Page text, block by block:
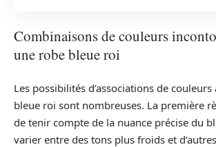
Combinaisons de couleurs
une robe bleue roi
Les possibilités d’associations de
bleue roi sont nombreuses. La première
de tenir compte de la nuance précise du
varier entre des tons plus froids et